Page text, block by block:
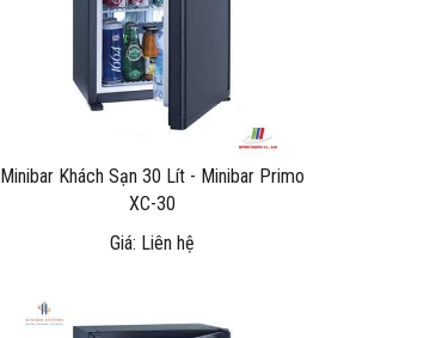
Minibar Khách Sạn 30 Lít - Minibar Primo
XC-30
Giá: Liên hệ